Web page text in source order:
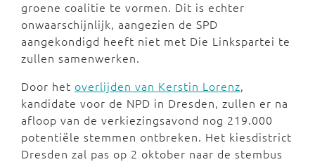
groene coalitie te vormen. Dit is echter
onwaarschijnlijk, aangezien de SPD
aangekondigd heeft niet met Die Linkspartei te
zullen samenwerken.
Door het overlijden van Kerstin Lorenz,
kandidate voor de NPD in Dresden, zullen er na
afloop van de verkiezingsavond nog 219.000
potentiële stemmen ontbreken. Het kiesdistrict
Dresden zal pas op 2 oktober naar de stembus